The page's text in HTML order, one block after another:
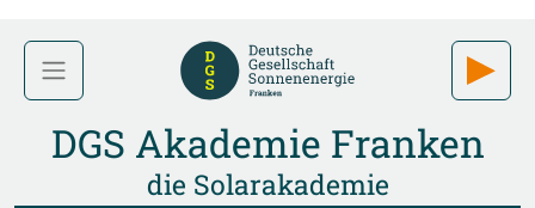
DGS Akademie Franken
die Solarakademie